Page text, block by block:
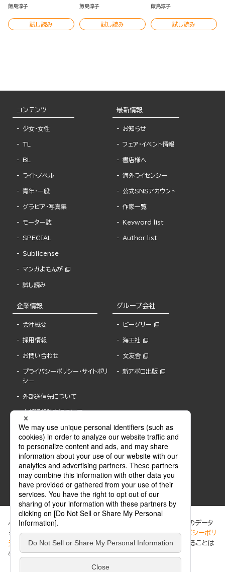
飯島淳子
試し読み
飯島淳子
試し読み
版）
飯島淳子
試し読み
コンテンツ
少女・女性
TL
BL
ライトノベル
青年・一般
グラビア・写真集
モーター誌
SPECIAL
Sublicense
マンガよもんが
試し読み
最新情報
お知らせ
フェア・イベント情報
書店様へ
海外ライセンシー
公式SNSアカウント
作家一覧
Keyword list
Author list
企業情報
会社概要
採用情報
お問い合わせ
プライバシーポリシー・サイトポリ
シー
外部送信先について
内部通報制度について
グループ会社
ビーグリー
海王社
文友舎
新アポロ出版
ABJマークは、この電子書店・電子書籍配信サービスが、著作権者からコンテンツ使用許諾を
得た正規版配信サービスであることを示す登録商標(登録番号 第6091713号)です。
ABJマークの詳細、ABJマークを掲示しているサービスの一覧はこちら。
ぶんか社が運営するサイトでは、利便性向上のためにCookie等のデータ
を使用しています。 当社のCookieについての詳細は、「プライバシーポリ
シー
」をご覧ください。当サイトでは、訪問者の個人情報を追跡することは
ありません。